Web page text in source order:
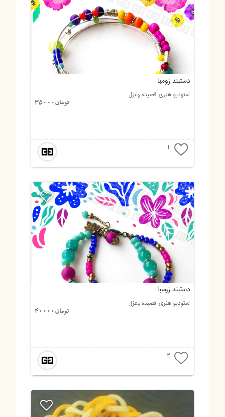
دستبند زومبا
استودیو هنری قصیده وغزل
تومان35000
1
دستبند زومبا
استودیو هنری قصیده وغزل
تومان40000
2